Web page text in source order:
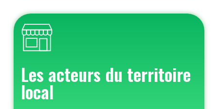
4
Les acteurs du territoire
local